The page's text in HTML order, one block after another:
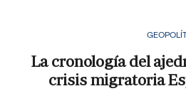
La cronología del
crisis migratoria